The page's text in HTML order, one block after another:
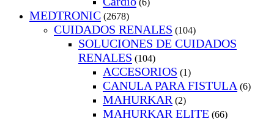
(6)
MEDTRONIC (2678)
CUIDADOS RENALES (104)
SOLUCIONES DE CUIDADOS
RENALES (104)
ACCESORIOS (1)
CANULA PARA FISTULA (6)
MAHURKAR (2)
MAHURKAR ELITE (66)